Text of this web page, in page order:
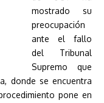
mostrado su
preocupación
ante el fallo
del Tribunal
Supremo que
donde se encuentra
pone en